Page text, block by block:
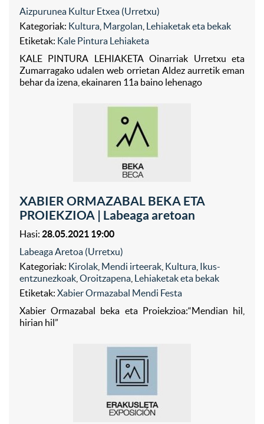
Aizpurunea Kultur Etxea (Urretxu)
Kategoriak: Kultura Margolan Lehiaketak eta bekak
Etiketak: Kale Pintura Lehiaketa
KALE PINTURA LEHIAKETA Oinarriak Urretxu eta
Zumarragako udalen web orrietan Aldez aurretik eman
behar da izena, ekainaren 11a baino lehenago
XABIER ORMAZABAL BEKA ETA
PROIEKZIOA | Labeaga aretoan
Hasi: 28.05.2021 19:00
Labeaga Aretoa (Urretxu)
Kategoriak: Kirolak Mendi irteerak Kultura Ikus-
entzunezkoak Oroitzapena Lehiaketak eta bekak
Etiketak: Xabier Ormazabal Mendi Festa
Xabier Ormazabal beka eta Proiekzioa:“Mendian hil,
hirian hil”